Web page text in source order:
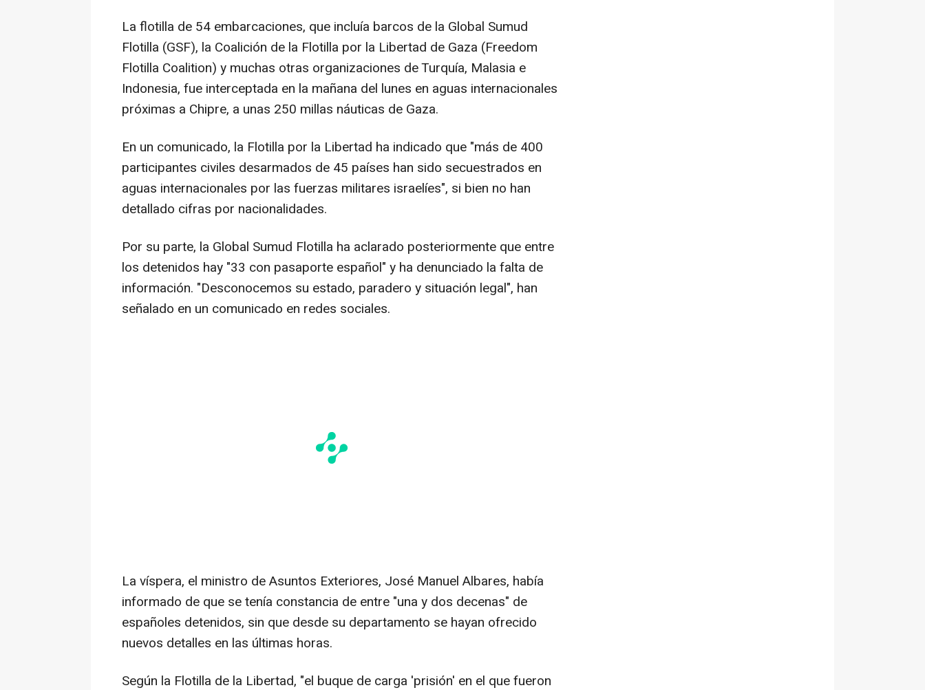
La flotilla de 54 embarcaciones, que incluía barcos de la Global Sumud
Flotilla (GSF), la Coalición de la Flotilla por la Libertad de Gaza (Freedom
Flotilla Coalition) y muchas otras organizaciones de Turquía, Malasia e
Indonesia, fue interceptada en la mañana del lunes en aguas internacionales
próximas a Chipre, a unas 250 millas náuticas de Gaza.
En un comunicado, la Flotilla por la Libertad ha indicado que "más de 400
participantes civiles desarmados de 45 países han sido secuestrados en
aguas internacionales por las fuerzas militares israelíes", si bien no han
detallado cifras por nacionalidades.
Por su parte, la Global Sumud Flotilla ha aclarado posteriormente que entre
los detenidos hay "33 con pasaporte español" y ha denunciado la falta de
información. "Desconocemos su estado, paradero y situación legal", han
señalado en un comunicado en redes sociales.
La víspera, el ministro de Asuntos Exteriores, José Manuel Albares, había
informado de que se tenía constancia de entre "una y dos decenas" de
españoles detenidos, sin que desde su departamento se hayan ofrecido
nuevos detalles en las últimas horas.
Según la Flotilla de la Libertad, "el buque de carga 'prisión' en el que fueron